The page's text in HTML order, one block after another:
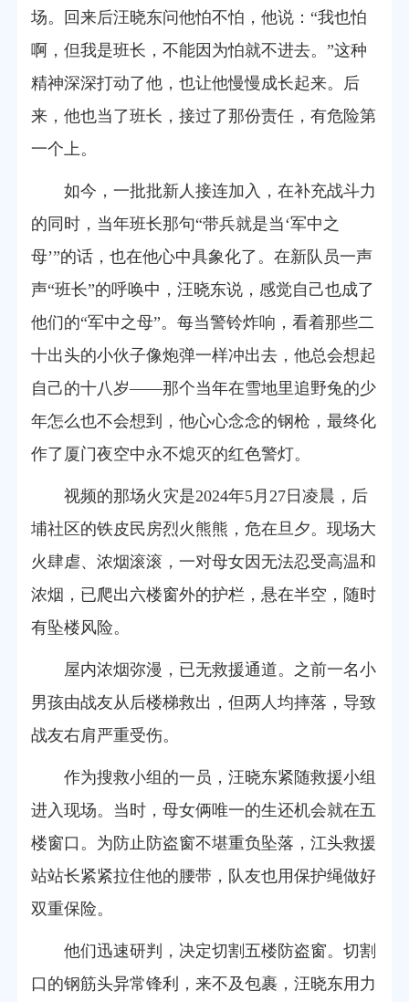
场。回来后汪晓东问他怕不怕，他说：“我也怕
啊，但我是班长，不能因为怕就不进去。”这种
精神深深打动了他，也让他慢慢成长起来。后
来，他也当了班长，接过了那份责任，有危险第
一个上。
如今，一批批新人接连加入，在补充战斗力
的同时，当年班长那句“带兵就是当‘军中之
母’”的话，也在他心中具象化了。在新队员一声
声“班长”的呼唤中，汪晓东说，感觉自己也成了
他们的“军中之母”。每当警铃炸响，看着那些二
十出头的小伙子像炮弹一样冲出去，他总会想起
自己的十八岁——那个当年在雪地里追野兔的少
年怎么也不会想到，他心心念念的钢枪，最终化
作了厦门夜空中永不熄灭的红色警灯。
视频的那场火灾是2024年5月27日凌晨，后
埔社区的铁皮民房烈火熊熊，危在旦夕。现场大
火肆虐、浓烟滚滚，一对母女因无法忍受高温和
浓烟，已爬出六楼窗外的护栏，悬在半空，随时
有坠楼风险。
屋内浓烟弥漫，已无救援通道。之前一名小
男孩由战友从后楼梯救出，但两人均摔落，导致
战友右肩严重受伤。
作为搜救小组的一员，汪晓东紧随救援小组
进入现场。当时，母女俩唯一的生还机会就在五
楼窗口。为防止防盗窗不堪重负坠落，江头救援
站站长紧紧拉住他的腰带，队友也用保护绳做好
双重保险。
他们迅速研判，决定切割五楼防盗窗。切割
口的钢筋头异常锋利，来不及包裹，汪晓东用力